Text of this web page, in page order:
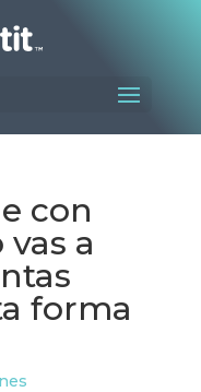
con
vas a
forma